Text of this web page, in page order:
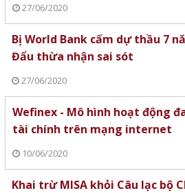
27/06/2020
Bị World Bank cấm dự thầu 7
Đẩu thừa nhận sai sót
27/06/2020
Wefinex - Mô hình hoạt động
tài chính trên mạng internet
10/06/2020
Khai trừ MISA khỏi Câu lạc bộ